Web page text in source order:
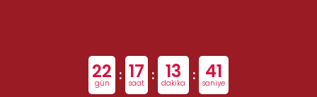
22
gün : 17
saat : 13
dakika : 41
saniye